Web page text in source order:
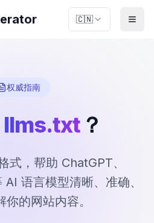
🇨🇳
权威指南
llms.txt ？
式，帮助 ChatGPT、
语言模型清晰、准确、
你的网站内容。